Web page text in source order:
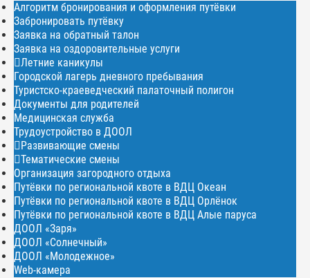
Алгоритм бронирования и оформления путёвки
Забронировать путёвку
Заявка на обратный талон
Заявка на оздоровительные услуги
Летние каникулы
Городской лагерь дневного пребывания
Туристско-краеведческий палаточный полигон
Документы для родителей
Медицинская служба
Трудоустройство в ДООЛ
Развивающие смены
Тематические смены
Организация загородного отдыха
Путёвки по региональной квоте в ВДЦ Океан
Путёвки по региональной квоте в ВДЦ Орлёнок
Путёвки по региональной квоте в ВДЦ Алые паруса
ДООЛ «Заря»
ДООЛ «Солнечный»
ДООЛ «Молодежное»
Web-камера